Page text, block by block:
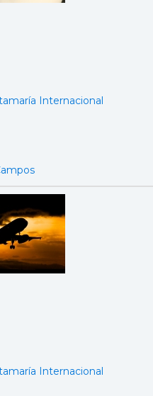
Internacional
Internacional